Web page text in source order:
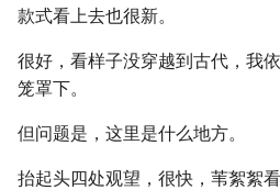
款式看上去也很新。
很好，看样子没穿越到古代，我
笼罩下。
但问题是，这里是什么地方。
抬起头四处观望，很快，苇絮絮